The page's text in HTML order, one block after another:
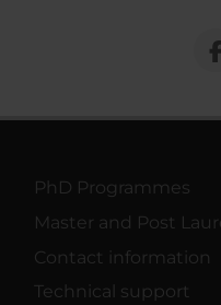
PhD Programmes
Master and Post
Contact information
Technical support